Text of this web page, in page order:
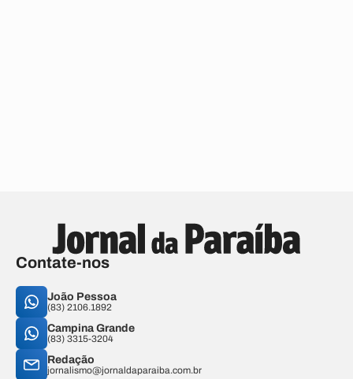
Contate-nos
João Pessoa
(83) 2106.1892
Campina Grande
(83) 3315-3204
Redação
jornalismo@jornaldaparaiba.com.br